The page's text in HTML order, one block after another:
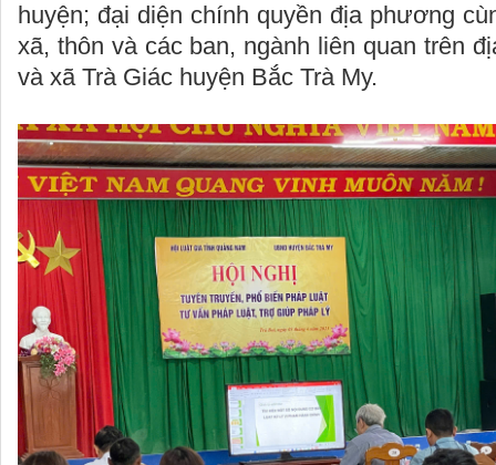
huyện; đại diện chính quyền địa phương
xã, thôn và các ban, ngành liên quan trên
và xã Trà Giác huyện Bắc Trà My.